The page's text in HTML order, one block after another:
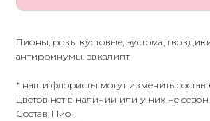
Пионы, розы кустовые, эустома,
антирринумы, эвкалипт
* наши флористы могут изменить состав
цветов нет в наличии или у них не сезон
Состав: Пион